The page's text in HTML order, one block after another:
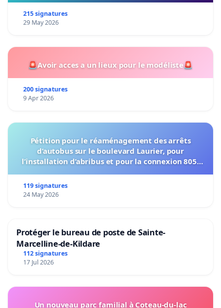
215 signatures
29 May 2026
🚨Avoir acces a un lieux pour le modéliste🚨
200 signatures
9 Apr 2026
Pétition pour le réaménagement des arrêts
d’autobus sur le boulevard Laurier, pour
l’installation d’abribus et pour la connexion 805-
119 signatures
24 May 2026
Protéger le bureau de poste de Sainte-
Marcelline-de-Kildare
112 signatures
17 Jul 2026
Un nouveau parc familial à Coteau-du-lac